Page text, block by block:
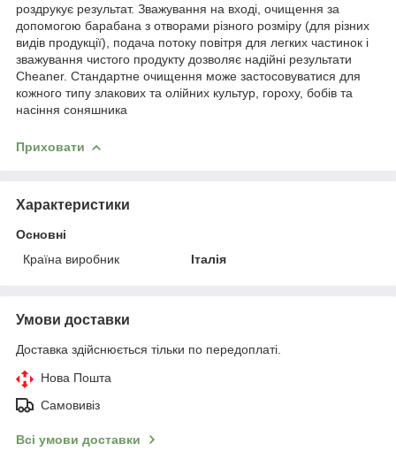
роздрукує результат. Зважування на вході, очищення за
допомогою барабана з отворами різного розміру (для різних
видів продукції), подача потоку повітря для легких частинок і
зважування чистого продукту дозволяє надійні результати
Cheaner. Стандартне очищення може застосовуватися для
кожного типу злакових та олійних культур, гороху, бобів та
насіння соняшника
Приховати
Характеристики
Основні
Країна виробник
Італія
Умови доставки
Доставка здійснюється тільки по передоплаті.
Нова Пошта
Самовивіз
Всі умови доставки